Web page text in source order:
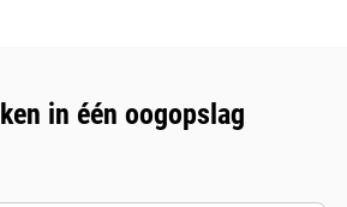
in één oogopslag